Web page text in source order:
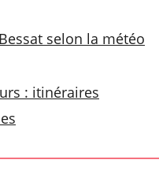
selon la météo
: itinéraires